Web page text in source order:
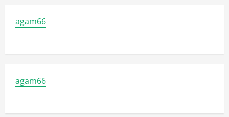
agam66
agam66